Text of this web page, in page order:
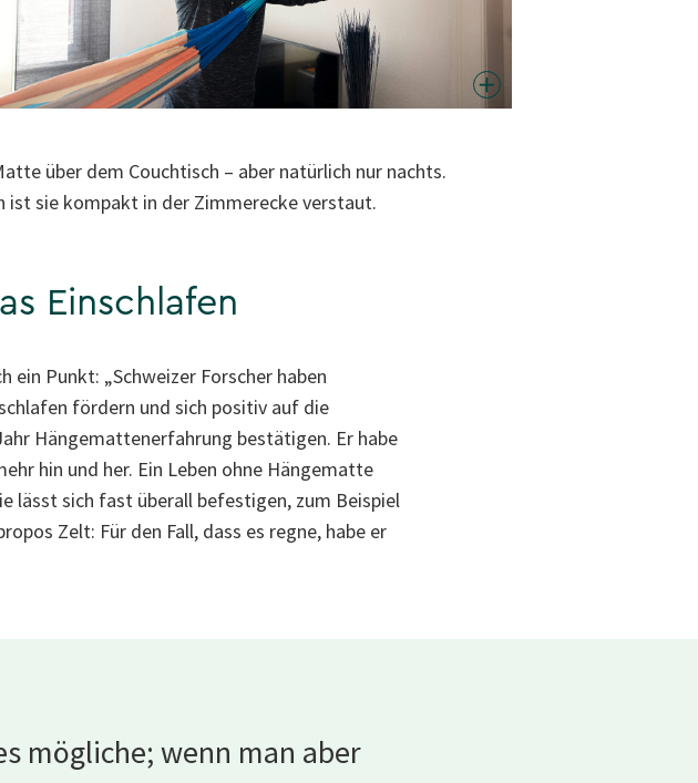
über dem Couchtisch – aber natürlich nur nachts.
ist sie kompakt in der Zimmerecke verstaut.
Einschlafen
ein Punkt: „Schweizer Forscher haben
fördern und sich positiv auf die
Hängemattenerfahrung bestätigen. Er habe
hin und her. Ein Leben ohne Hängematte
lässt sich fast überall befestigen, zum Beispiel
Zelt: Für den Fall, dass es regne, habe er
mögliche; wenn man aber